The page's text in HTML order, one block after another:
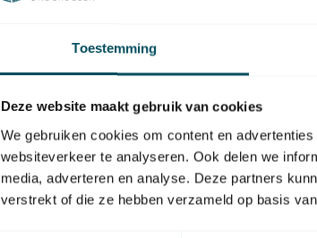
Toestemming
Deze website maakt gebruik van cookies
We gebruiken cookies om content en
websiteverkeer te analyseren. Ook delen we
media, adverteren en analyse. Deze partners
verstrekt of die ze hebben verzameld op basis